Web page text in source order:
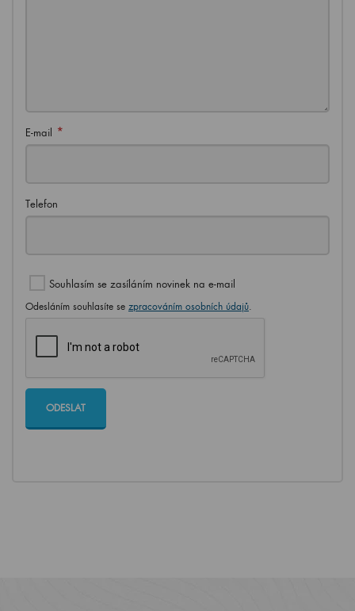
E-mail *
Telefon
Souhlasím se zasíláním novinek na e-mail
Odesláním souhlasíte se zpracováním osobních údajů.